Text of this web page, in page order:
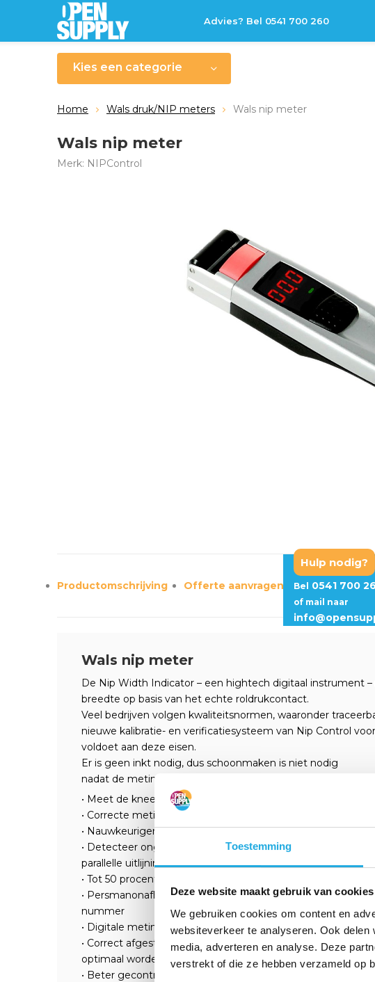
Toestemming
Deze website maakt gebruik van cookies
We gebruiken cookies om content en
websiteverkeer te analyseren. Ook
media, adverteren en analyse. Deze
verstrekt of die ze hebben verzameld op
Advies? Bel 0541 700 260
Kies een categorie
Home Wals druk/NIP meters Wals nip meter
Wals nip meter
Merk: NIPControl
Productomschrijving Offerte aanvragen?
Hulp nodig?
Bel 0541 700
of mail naar
Wals nip meter
De Nip Width Indicator – een hightech digitaal instrument
breedte op basis van het echte roldrukcontact.
Veel bedrijven volgen kwaliteitsnormen, waaronder
nieuwe kalibratie- en verificatiesysteem van Nip Control
voldoet aan deze eisen.
Er is geen inkt nodig, dus schoonmaken is niet nodig
nadat de metingen zijn voltooid.
• Meet de kneep (NIP) breedte waar de echte roldruk begint
• Correcte meting ongeacht het inkttype en de inktviscositeit
• Nauwkeuriger dan visuele schattingen van inktstrepen
• Detecteer ongelijkmatige kneepbreedte als gevolg van
parallelle uitlijning
• Tot 50 procent sneller dan het schatten van een inktstreep
• Persmanonafhankelijk. Objectief en gestandaardiseerd.
nummer
• Digitale meting stabiliseert het offsetproces
• Correct afgestelde rolknepen zorgen ervoor dat
optimaal worden getransporteerd en mechanisch verwerkt
• Beter gecontroleerd proces resulteert in meer productietijd